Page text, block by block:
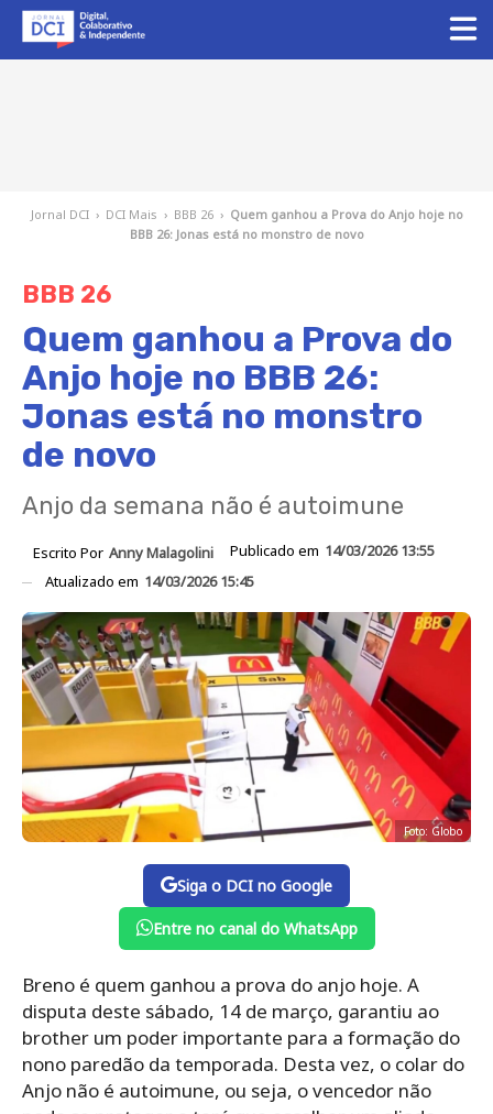
Jornal DCI › DCI Mais › BBB 26 › Quem ganhou a Prova do Anjo hoje no
BBB 26: Jonas está no monstro de novo
BBB 26
Quem ganhou a Prova do
Anjo hoje no BBB 26:
Jonas está no monstro
de novo
Anjo da semana não é autoimune
Escrito Por Anny Malagolini Publicado em 14/03/2026 13:55
Atualizado em 14/03/2026 15:45
Foto: Globo
Siga o DCI no Google
Entre no canal do WhatsApp
Breno é quem ganhou a prova do anjo hoje. A
disputa deste sábado, 14 de março, garantiu ao
brother um poder importante para a formação do
nono paredão da temporada. Desta vez, o colar do
Anjo não é autoimune, ou seja, o vencedor não